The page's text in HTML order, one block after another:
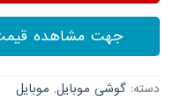
جهت مشاهده
دسته: گوشی موبایل, موبایل